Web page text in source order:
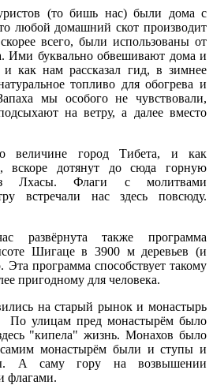
(то бишь нас) были дома с
любой домашний скот производит
всего, были использованы от
Ими буквально обвешивают дома и
как нам рассказал гид, в зимнее
топливо для обогрева и
мы особого не чувствовали,
на ветру, а далее вместо
величине город Тибета, и как
вскоре дотянут до сюда горную
Лхасы. Флаги с молитвами
встречали нас здесь повсюду.
развёрнута также программа
Шигаце в 3900 м деревьев (и
Эта программа способствует такому
пригодному для человека.
на старый рынок и монастырь
улицам пред монастырём было
"кипела" жизнь. Монахов было
самим монастырём были и ступы и
А саму гору на возвышении
флагами.